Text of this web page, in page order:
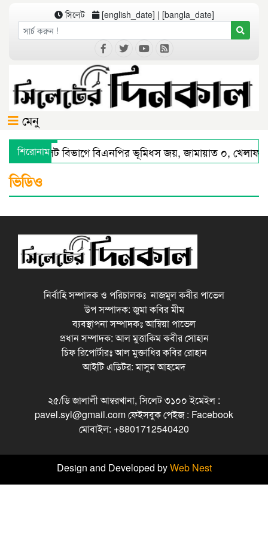
সিলেট [english_date] | [bangla_date]
মেনু
শিরোনাম
সিলেট বিভাগে বিএনপির ভূমিধস জয়, জামায়াত ০,
ভিডিও
নির্বাহি সম্পাদক ও পরিচালকঃ নাজমুল কবীর পাভেল
উপ সম্পাদক: জুমা কবির মীম
ব্যবস্থাপনা সম্পাদকঃ আম্বিয়া পাভেল
প্রধান সম্পাদক: আল মুত্তাকিম কবীর সোহান
চিফ রিপোর্টারঃ আল মুক্তাধির কবির রোহান
আইটি এডিটর: মাসুম আহমেদ
২৫/ডি জালালী আম্বরখানা, সিলেট ৩১০০ ইমেইল :
pavel.syl@gmail.com ফেইসবুক পেইজ : Facebook
মোবাইল: +8801712540420
Design and Developed byWeb Nest